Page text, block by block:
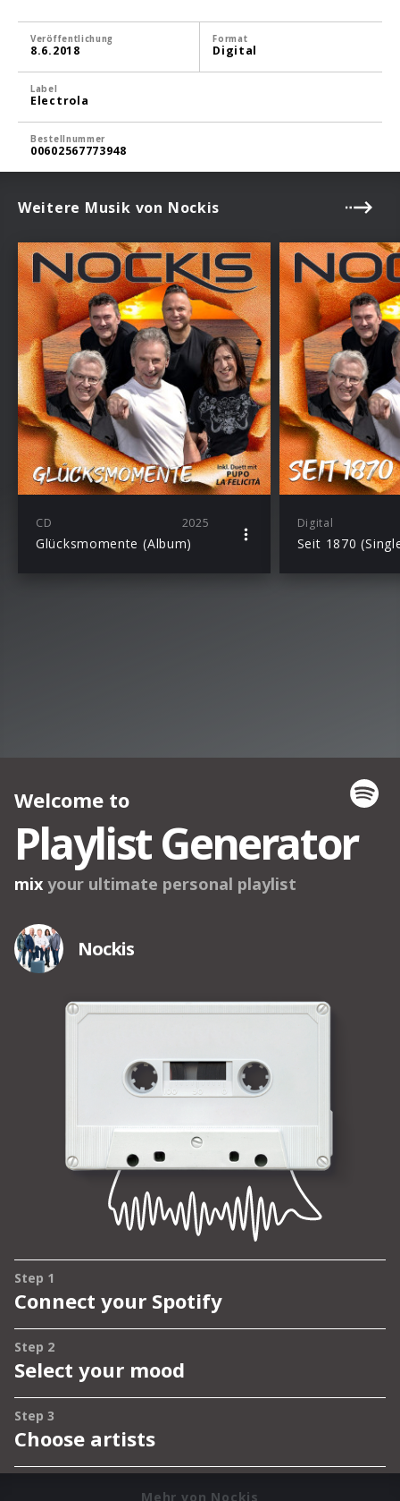
Veröffentlichung
8.6.2018
Format
Digital
Label
Electrola
Bestellnummer
00602567773948
Weitere Musik von Nockis
CD 2025
Glücksmomente (Album)
Digital
Seit 1870
Mehr von Nockis